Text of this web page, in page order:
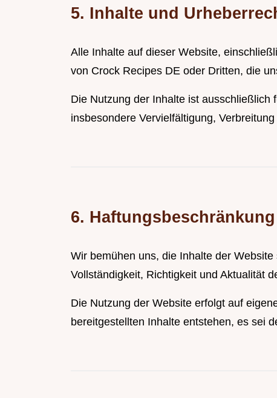
5. Inhalte und
Alle Inhalte auf dieser Website,
von Crock Recipes DE oder Dritten, die
Die Nutzung der Inhalte ist ausschließlich
insbesondere Vervielfältigung,
6. Haftungsbeschränkung
Wir bemühen uns, die Inhalte der
Vollständigkeit, Richtigkeit und Aktualität
Die Nutzung der Website erfolgt auf
bereitgestellten Inhalte entstehen, es sei